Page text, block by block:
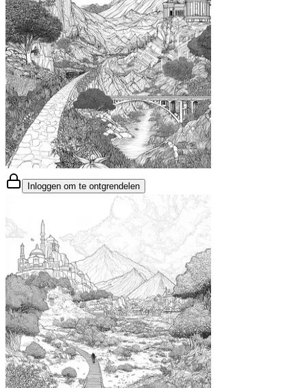
Inloggen om te ontgrendelen